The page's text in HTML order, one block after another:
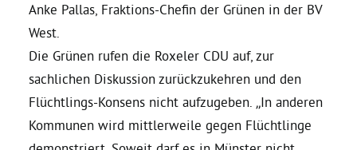
Mitglied werden
Kommunalpolitik
Anke Pallas, Fraktions-Chefin der Grünen in der BV
West.
Die Grünen rufen die Roxeler CDU auf, zur
sachlichen Diskussion zurückzukehren und den
Flüchtlings-Konsens nicht aufzugeben. „In anderen
Kommunen wird mittlerweile gegen Flüchtlinge